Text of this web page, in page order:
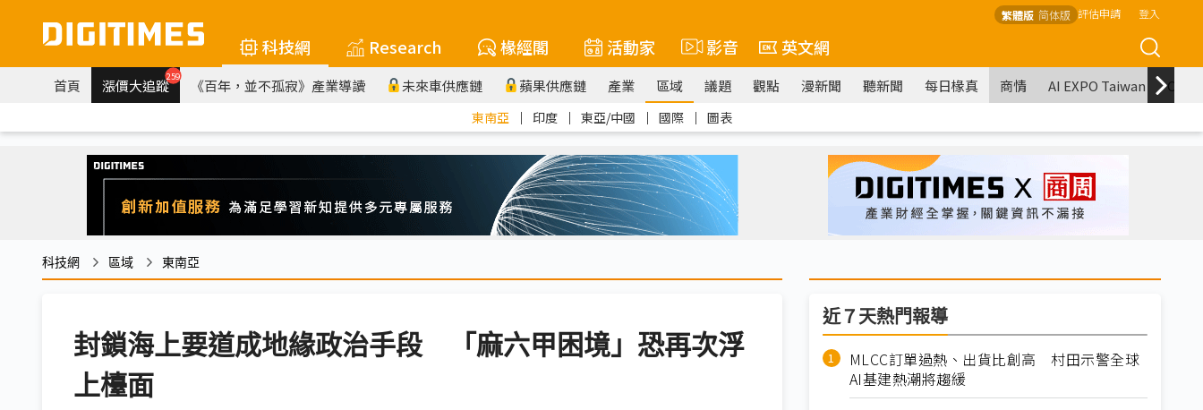
繁體版 简体版 評估申請 登入
科技網 Research 椽經閣 活動家 影音 英文網
首頁 漲價大追蹤259 《百年，並不孤寂》產業導讀 未來車供應鏈 蘋果供應鏈 產業 區域 議題 觀點 漫新聞 聽新聞 每日椽真 商情 AI EXPO Taiwan
東南亞 ｜ 印度 ｜ 東亞/中國 ｜ 國際 ｜ 圖表
科技網 區域 東南亞
封鎖海上要道成地緣政治手段 「麻六甲困境」恐再次浮
上檯面
近７天熱門報導
MLCC訂單過熱、出貨比創高 村田示警全球
AI基建熱潮將趨緩